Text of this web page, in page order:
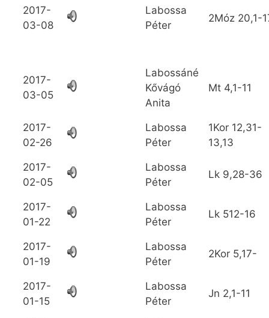
2017-
03-08
Labossa
Péter
2Móz 20,1-
2017-
03-05
Labossáné
Kővágó
Anita
Mt 4,1-11
2017-
02-26
Labossa
Péter
1Kor 12,31-
13,13
2017-
02-05
Labossa
Péter
Lk 9,28-36
2017-
01-22
Labossa
Péter
Lk 512-16
2017-
01-19
Labossa
Péter
2Kor 5,17-
2017-
01-15
Labossa
Péter
Jn 2,1-11